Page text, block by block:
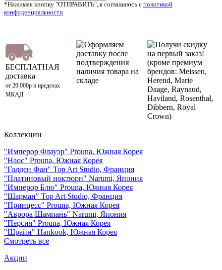
*Нажимая кнопку "ОТПРАВИТЬ", я соглашаюсь с политикой
конфиденциальности
БЕСПЛАТНАЯ
доставка
от 20 000р в пределах
МКАД
Оформляем
доставку после
подтверждения
наличия товара на
складе
Получи скидку
на первый заказ!
(кроме премиум
брендов: Meissen,
Herend, Marie
Daage, Raynaud,
Haviland, Rosenthal,
Dibbern, Royal
Crown)
Коллекции
"Имперор Флауэр" Prouna, Южная Корея
"Наос" Prouna, Южная Корея
"Голден Фан" Top Art Studio, Франция
"Платиновый ноктюрн" Narumi, Япония
"Имперор Блю" Prouna, Южная Корея
"Шарман" Top Art Studio, Франция
"Принцесс" Prouna, Южная Корея
"Аврора Шампань" Narumi, Япония
"Персия" Prouna, Южная Корея
"Шрайн" Hankook, Южная Корея
Смотреть все
Акции